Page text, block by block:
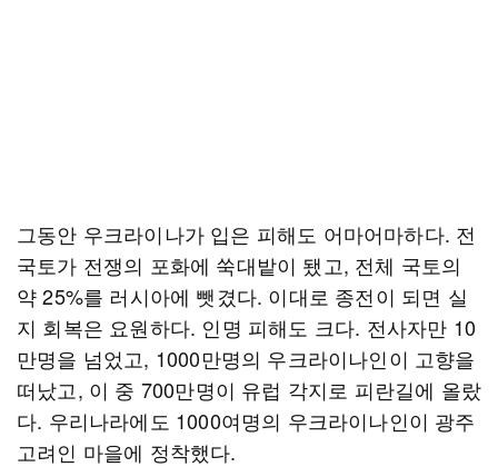
그동안 우크라이나가 입은 피해도 어마어마하다. 전
국토가 전쟁의 포화에 쑥대밭이 됐고, 전체 국토의
약 25%를 러시아에 뺏겼다. 이대로 종전이 되면 실
지 회복은 요원하다. 인명 피해도 크다. 전사자만 10
만명을 넘었고, 1000만명의 우크라이나인이 고향을
떠났고, 이 중 700만명이 유럽 각지로 피란길에 올랐
다. 우리나라에도 1000여명의 우크라이나인이 광주
고려인 마을에 정착했다.